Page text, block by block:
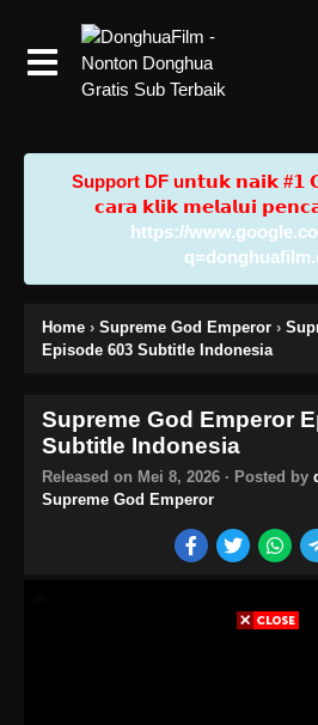
Support DF u𝗻𝘁𝘂𝗸 𝗻𝗮𝗶𝗸
𝗰𝗮𝗿𝗮 𝗸𝗹𝗶𝗸 𝗺𝗲𝗹𝗮𝗹𝘂𝗶
https://
Home › Supreme God Emperor ›
Episode 603 Subtitle Indonesia
Supreme God Emperor
Subtitle Indonesia
Released on Mei 8, 2026 · Posted by
Supreme God Emperor